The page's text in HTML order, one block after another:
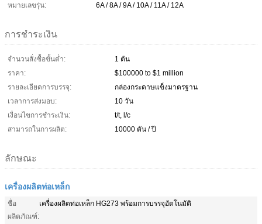
หมายเลขรุ่น:
6A / 8A / 9A / 10A / 11A / 12A
การชำระเงิน
จำนวนสั่งซื้อขั้นต่ำ:
1 ตัน
ราคา:
$100000 to $1 million
รายละเอียดการบรรจุ:
กล่องกระดาษแข็งมาตรฐาน
เวลาการส่งมอบ:
10 วัน
เงื่อนไขการชำระเงิน:
t/t, l/c
สามารถในการผลิต:
10000 ตัน / ปี
ลักษณะ
เครื่องผลิตท่อเหล็ก
ชื่อ
ผลิตภัณฑ์:
เครื่องผลิตท่อเหล็ก HG273 พร้อมการบรรจุอัตโนมัติ